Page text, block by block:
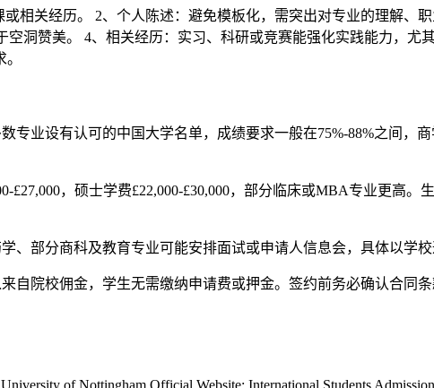
相关经历。 2、个人陈述：避免模板化，需突出对专业的理解、
洞赞美。 4、相关经历：实习、科研或竞赛能强化实践能力，尤
专业设有认可的中国大学名单，成绩要求一般在75%-88%之间，
£27,000，硕士学费£22,000-£30,000，部分临床或MBA专业更高。
、部分商科及教育专业可能安排面试或申请人信息会，具体以学校
自院校佣金，学生无需缴纳申请费或押金。签约前务必确认合同条
of Nottingham Official Website: International Students